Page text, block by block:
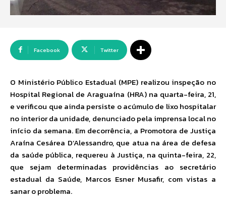
Facebook Twitter
O Ministério Público Estadual (MPE) realizou inspeção no
Hospital Regional de Araguaína (HRA) na quarta-feira, 21,
e verificou que ainda persiste o acúmulo de lixo hospitalar
no interior da unidade, denunciado pela imprensa local no
início da semana. Em decorrência, a Promotora de Justiça
Araína Cesárea D’Alessandro, que atua na área de defesa
da saúde pública, requereu à Justiça, na quinta-feira, 22,
que sejam determinadas providências ao secretário
estadual da Saúde, Marcos Esner Musafir, com vistas a
sanar o problema.